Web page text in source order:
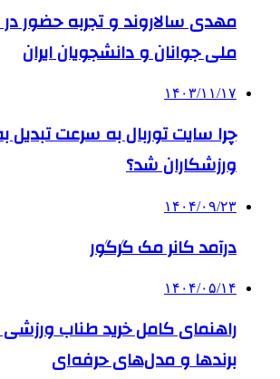
مهدی سالاروند و تجربه حضور
ملی جوانان و دانشجویان ایران
۱۴۰۳/۱۱/۱۷
چرا سایت توربال به ‌سرعت تبدیل
ورزشکاران شد؟
۱۴۰۴/۰۹/۲۳
درآمد کانر مک گرگور
۱۴۰۴/۰۵/۱۴
راهنمای کامل خرید طناب ورزشی
برندها و مدل‌های حرفه‌ای